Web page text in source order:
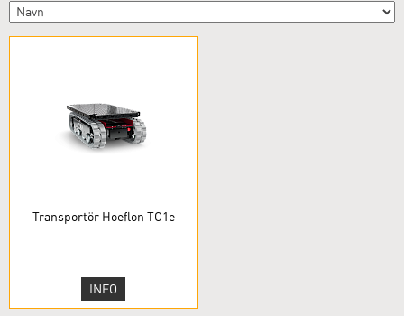
Transportör Hoeflon TC1e
INFO